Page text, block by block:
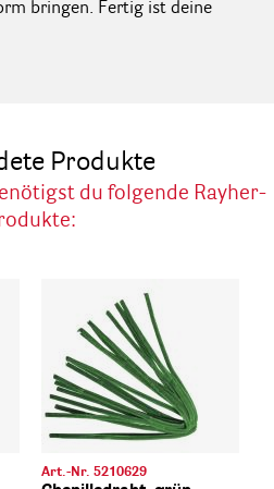
bringen. Fertig ist deine
Produkte
du folgende Rayher-
Art.-Nr. 5210629